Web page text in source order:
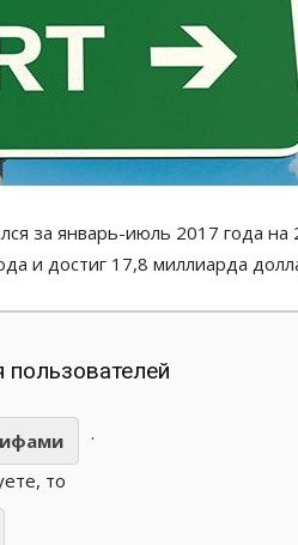
за январь-июль 2017 года на
и достиг 17,8 миллиарда
пользователей
.
то